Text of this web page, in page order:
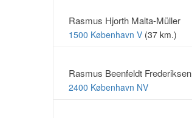
Rasmus Hjorth Malta-Müller
1500 København V (37 km.)
Rasmus Beenfeldt Frederiksen
2400 København NV